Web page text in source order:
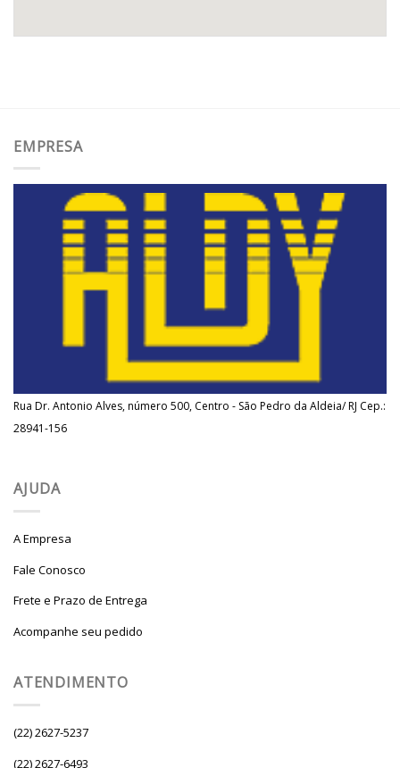
EMPRESA
Rua Dr. Antonio Alves, número 500, Centro - São Pedro da Aldeia/ RJ Cep.:
28941-156
AJUDA
A Empresa
Fale Conosco
Frete e Prazo de Entrega
Acompanhe seu pedido
ATENDIMENTO
(22) 2627-5237
(22) 2627-6493